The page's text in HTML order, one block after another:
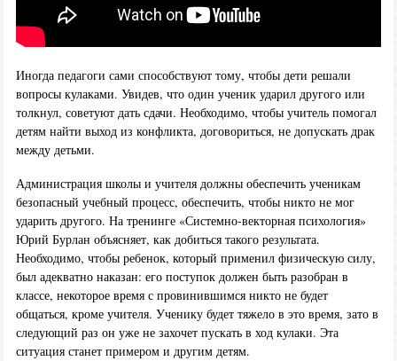
Иногда педагоги сами способствуют тому, чтобы дети решали
вопросы кулаками. Увидев, что один ученик ударил другого или
толкнул, советуют дать сдачи. Необходимо, чтобы учитель помогал
детям найти выход из конфликта, договориться, не допускать драк
между детьми.
Администрация школы и учителя должны обеспечить ученикам
безопасный учебный процесс, обеспечить, чтобы никто не мог
ударить другого. На тренинге «Системно-векторная психология»
Юрий Бурлан объясняет, как добиться такого результата.
Необходимо, чтобы ребенок, который применил физическую силу,
был адекватно наказан: его поступок должен быть разобран в
классе, некоторое время с провинившимся никто не будет
общаться, кроме учителя. Ученику будет тяжело в это время, зато в
следующий раз он уже не захочет пускать в ход кулаки. Эта
ситуация станет примером и другим детям.